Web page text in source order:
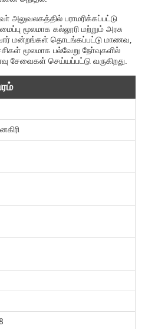
அலுவலகத்தில் பராமரிக்கப்பட்டு
மூலமாக கல்லூரி மற்றும் அரசு
மன்றங்கள் தொடங்கப்பட்டு மாணவ,
மூலமாக பல்வேறு நோ்வுகளில்
சேவைகள் செய்யப்பட்டு வருகிறது.